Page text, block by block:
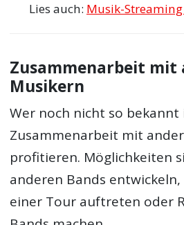
Lies auch: Musik-
Zusammenarbeit mit
Musikern
Wer noch nicht so
Zusammenarbeit mit
profitieren. Möglichkeiten
anderen Bands
einer Tour auftreten oder